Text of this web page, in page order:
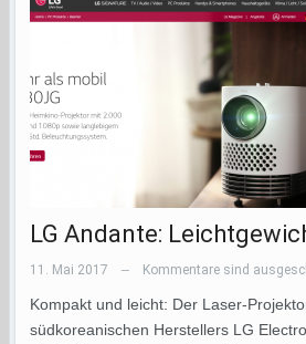
LG Andante:
11. Mai 2017 — Kommentare sind
Kompakt und leicht: Der Laser-
südkoreanischen Herstellers LG